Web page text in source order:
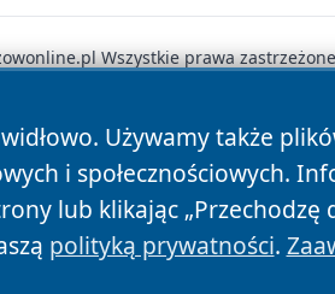
Używamy także
i społecznościowych.
lub klikając „Przechodzę
polityką prywatności.
Wszystkie prawa
Prywatności Polityka